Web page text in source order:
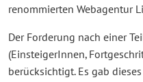
renommierten Webagentur
Der Forderung nach einer
(EinsteigerInnen,
berücksichtigt. Es gab